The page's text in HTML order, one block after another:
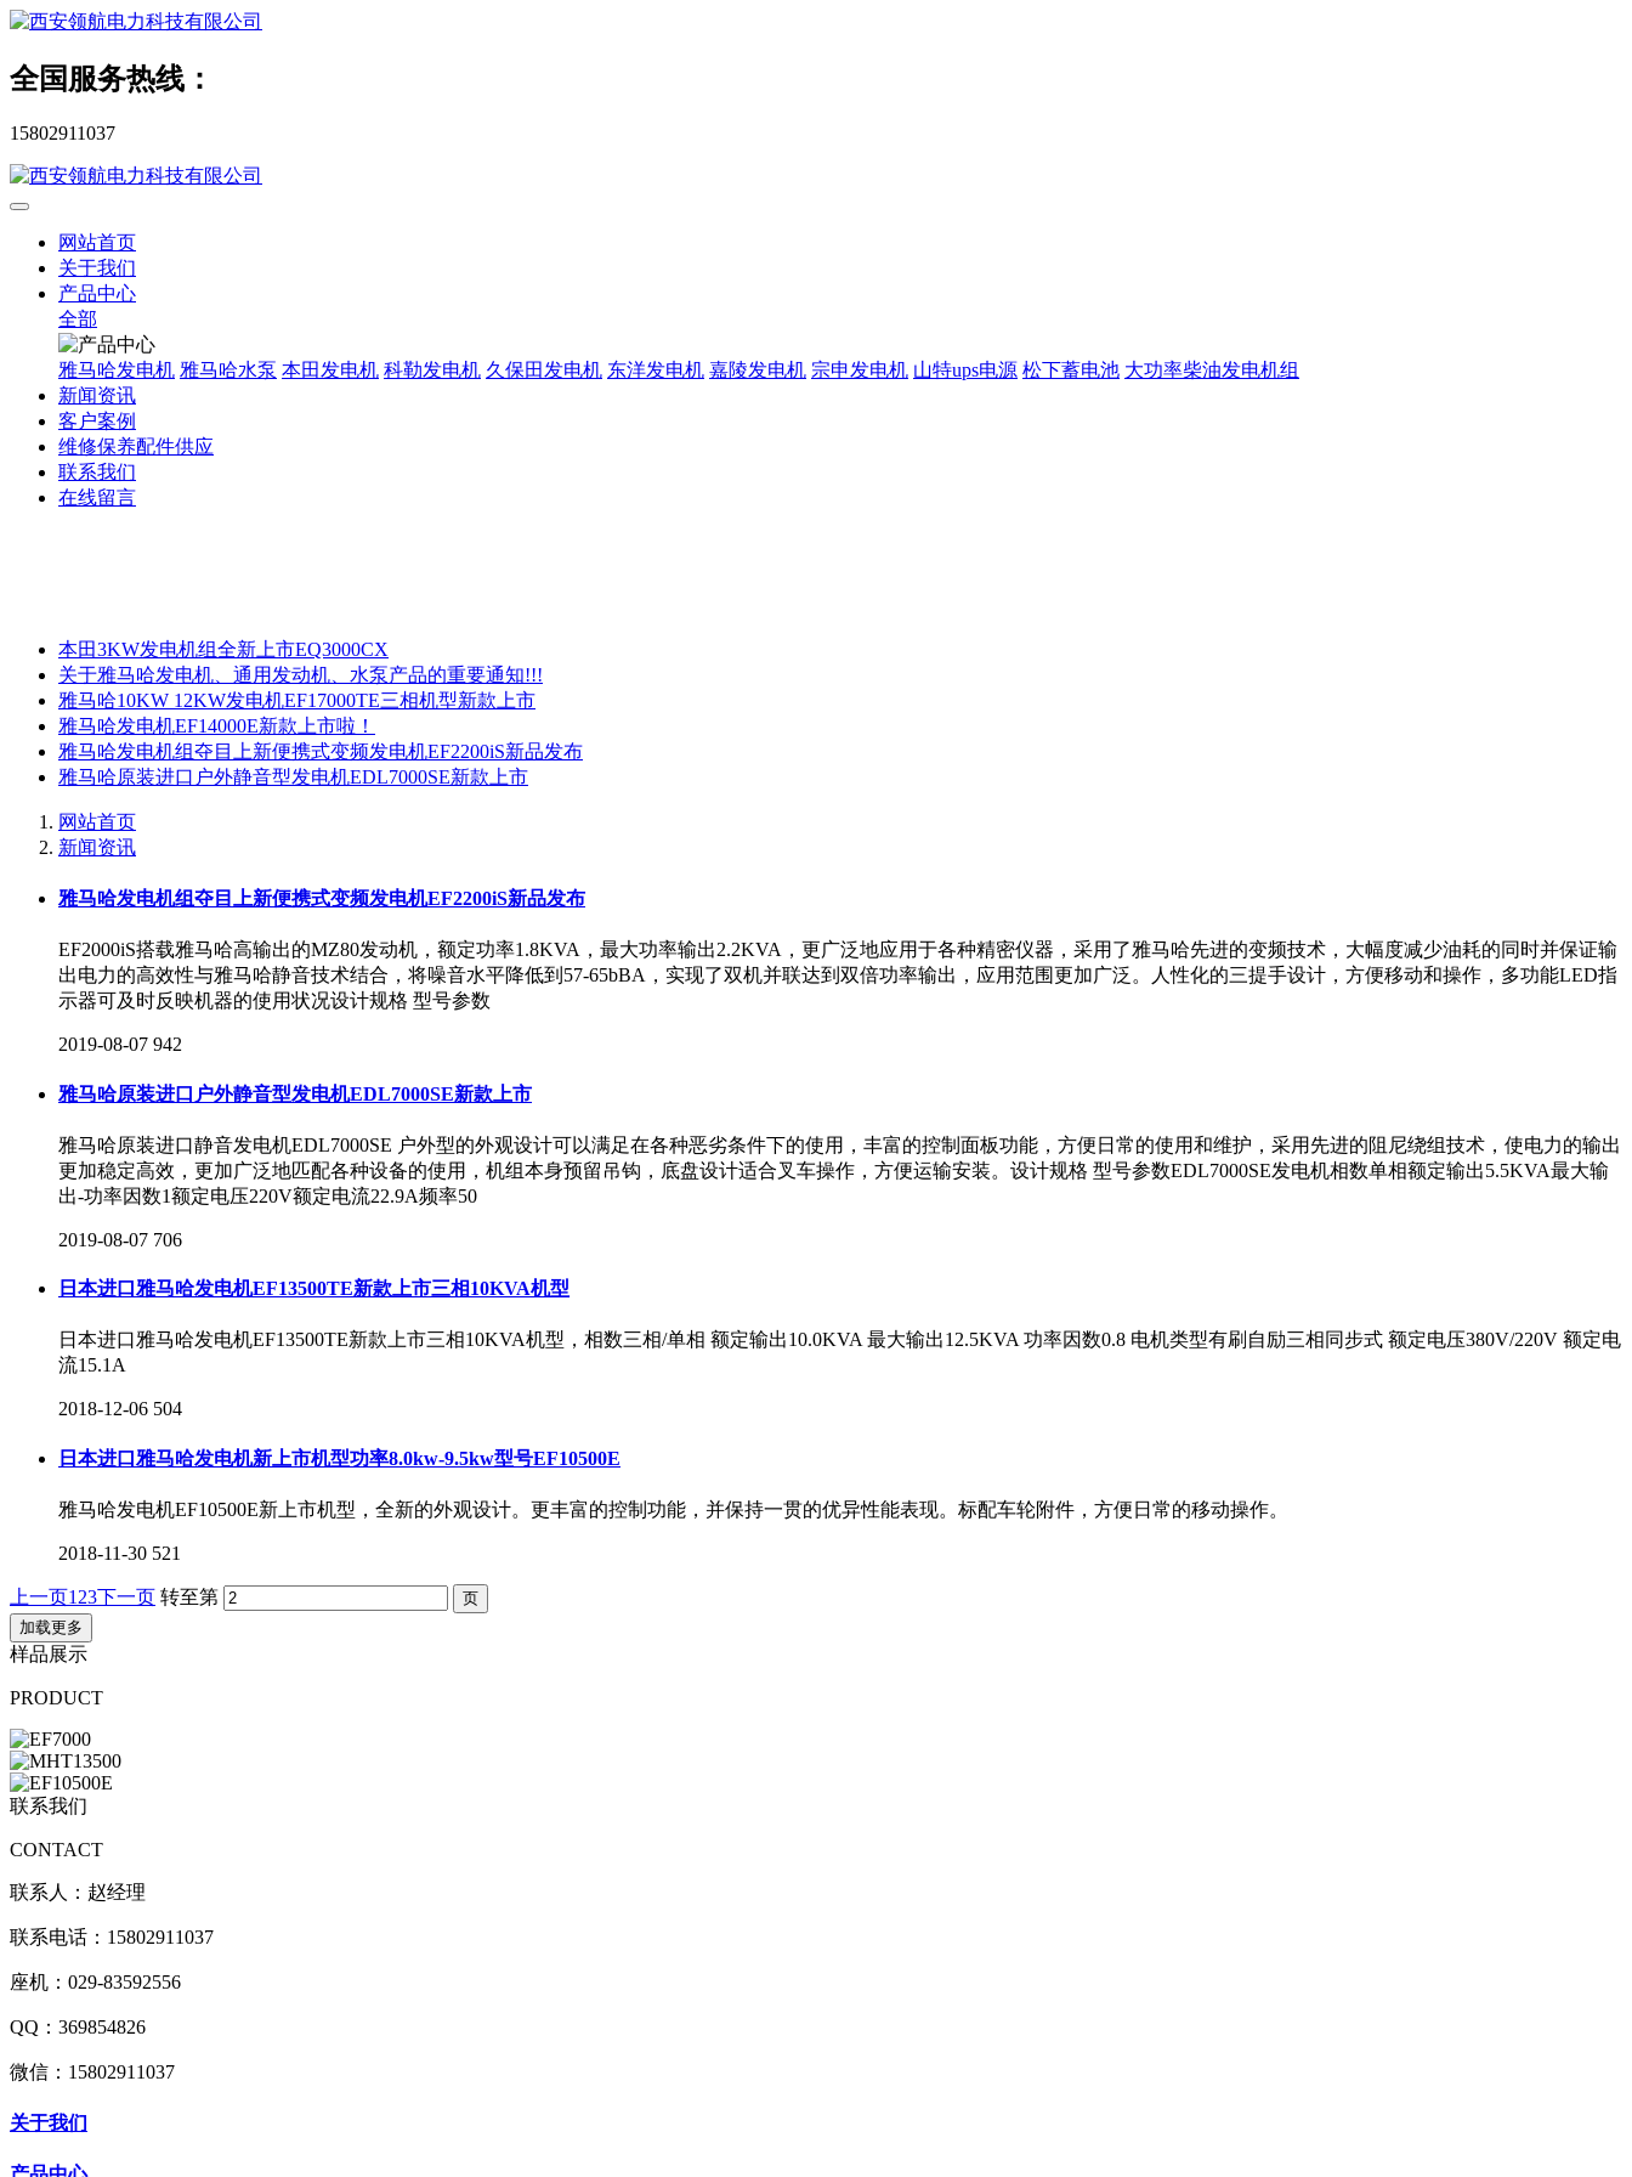
全国服务热线：
15802911037
网站首页
关于我们
产品中心
全部
雅马哈发电机 雅马哈水泵 本田发电机 科勒发电机 久保田发电机 东洋发电机 嘉陵发电机 宗申发电机 山特ups电源 松下蓄电池 大功率柴油发电机组
新闻资讯
客户案例
维修保养配件供应
联系我们
在线留言
本田3KW发电机组全新上市EQ3000CX
关于雅马哈发电机、通用发动机、水泵产品的重要通知!!!
雅马哈10KW 12KW发电机EF17000TE三相机型新款上市
雅马哈发电机EF14000E新款上市啦！
雅马哈发电机组夺目上新便携式变频发电机EF2200iS新品发布
雅马哈原装进口户外静音型发电机EDL7000SE新款上市
网站首页
新闻资讯
雅马哈发电机组夺目上新便携式变频发电机EF2200iS新品发布
EF2000iS搭载雅马哈高输出的MZ80发动机，额定功率1.8KVA，最大功率输出2.2KVA，更广泛地应用于各种精密仪器，采用了雅马哈先进的变频技术，大幅度减少油耗的同时并保证输
出电力的高效性与雅马哈静音技术结合，将噪音水平降低到57-65bBA，实现了双机并联达到双倍功率输出，应用范围更加广泛。人性化的三提手设计，方便移动和操作，多功能LED指
示器可及时反映机器的使用状况设计规格 型号参数
2019-08-07 942
雅马哈原装进口户外静音型发电机EDL7000SE新款上市
雅马哈原装进口静音发电机EDL7000SE 户外型的外观设计可以满足在各种恶劣条件下的使用，丰富的控制面板功能，方便日常的使用和维护，采用先进的阻尼绕组技术，使电力的输出
更加稳定高效，更加广泛地匹配各种设备的使用，机组本身预留吊钩，底盘设计适合叉车操作，方便运输安装。设计规格 型号参数EDL7000SE发电机相数单相额定输出5.5KVA最大输
出-功率因数1额定电压220V额定电流22.9A频率50
2019-08-07 706
日本进口雅马哈发电机EF13500TE新款上市三相10KVA机型
日本进口雅马哈发电机EF13500TE新款上市三相10KVA机型，相数三相/单相 额定输出10.0KVA 最大输出12.5KVA 功率因数0.8 电机类型有刷自励三相同步式 额定电压380V/220V 额定电
流15.1A
2018-12-06 504
日本进口雅马哈发电机新上市机型功率8.0kw-9.5kw型号​EF10500E
雅马哈发电机EF10500E新上市机型，全新的外观设计。更丰富的控制功能，并保持一贯的优异性能表现。标配车轮附件，方便日常的移动操作。
2018-11-30 521
上一页1 23下一页 转至第
加载更多
样品展示
PRODUCT
联系我们
CONTACT
联系人：赵经理
联系电话：15802911037
座机：029-83592556
QQ：369854826
微信：15802911037
关于我们